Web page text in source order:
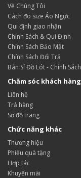
Về Chúng Tôi
Cách đo size Áo Ngực
Qui định giao nhận
Chính Sách & Qui Định
Chính Sách Bảo Mật
Chính Sách Đổi Trả
Bán Sỉ Đồ Lót - Chính Sách
Chăm sóc khách hàng
Liên hệ
Trả hàng
Sơ đồ trang
Chức năng khác
Thương hiệu
Phiếu quà tặng
Hợp tác
Khuyến mãi